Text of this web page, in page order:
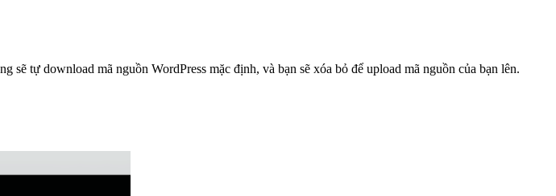
tự download mã nguồn WordPress mặc định, và bạn sẽ xóa bỏ để upload mã nguồn của bạn lên.